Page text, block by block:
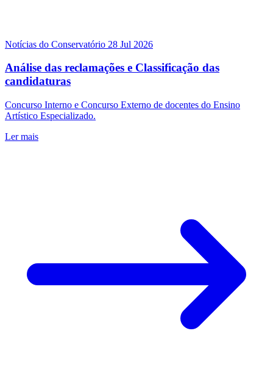
Notícias do Conservatório 28 Jul 2026
Análise das reclamações e Classificação das
candidaturas
Concurso Interno e Concurso Externo de docentes do Ensino
Artístico Especializado.
Ler mais